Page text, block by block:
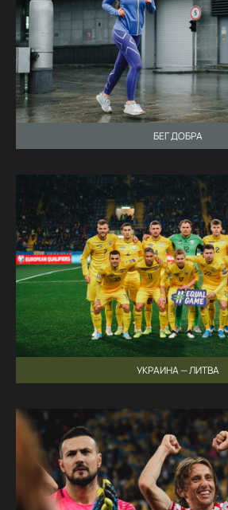
БЕГ ДОБРА
УКРАИНА — ЛИТВА